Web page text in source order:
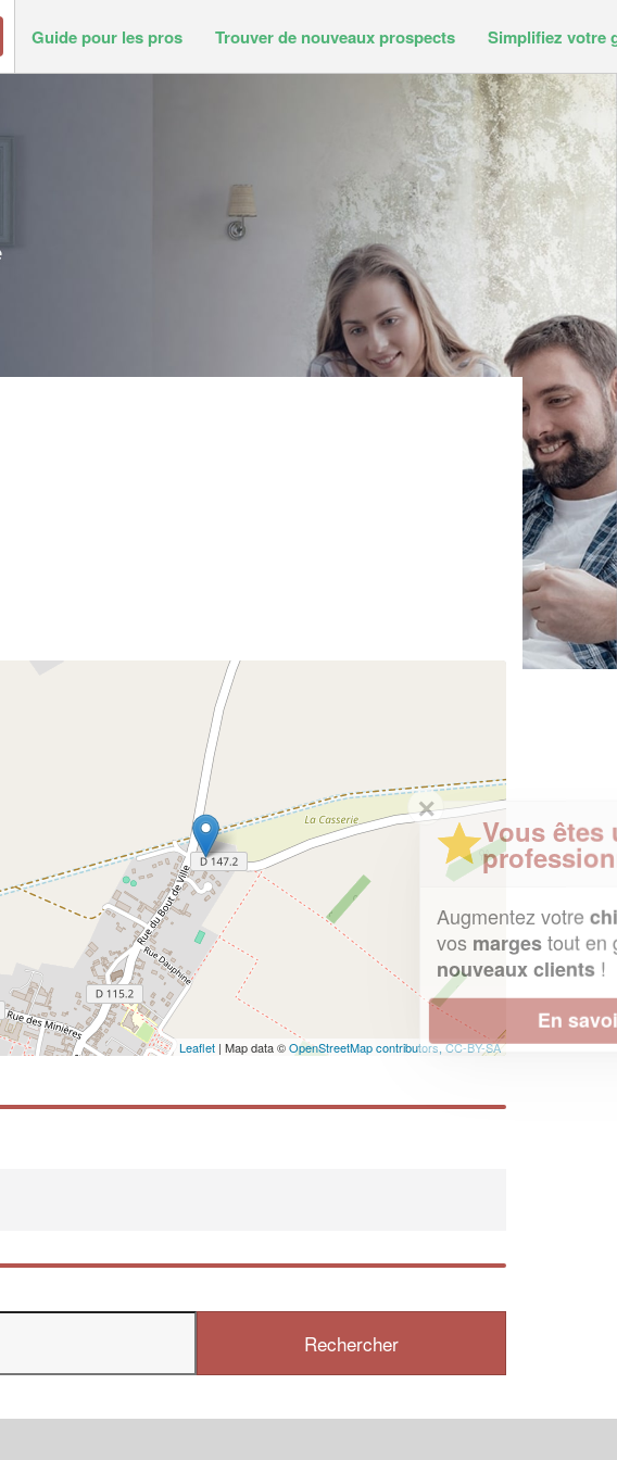
Guide pour les pros Trouver de nouveaux prospects Simplifiez votre
Leaflet | Map data ©OpenStreetMap contributors,CC-BY-SA
✕
Vous êtes un
professionnel ?
Augmentez votre chiffre d'affaireset
marges
tout en gagnant de
nouveaux clients
En savoir plus